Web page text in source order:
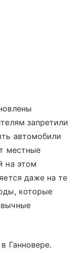
запретили
автомобили
местные
на этом
даже на те
которые
Ганновере.